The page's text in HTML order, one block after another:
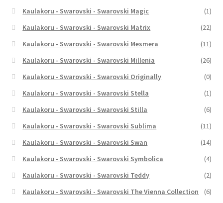
Kaulakoru - Swarovski - Swarovski Magic
(1)
Kaulakoru - Swarovski - Swarovski Matrix
(22)
Kaulakoru - Swarovski - Swarovski Mesmera
(11)
Kaulakoru - Swarovski - Swarovski Millenia
(26)
Kaulakoru - Swarovski - Swarovski Originally
(0)
Kaulakoru - Swarovski - Swarovski Stella
(1)
Kaulakoru - Swarovski - Swarovski Stilla
(6)
Kaulakoru - Swarovski - Swarovski Sublima
(11)
Kaulakoru - Swarovski - Swarovski Swan
(14)
Kaulakoru - Swarovski - Swarovski Symbolica
(4)
Kaulakoru - Swarovski - Swarovski Teddy
(2)
Kaulakoru - Swarovski - Swarovski The Vienna Collection
(6)